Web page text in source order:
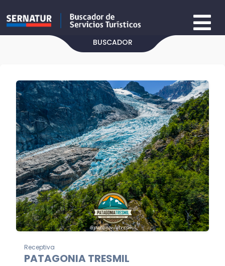
BUSCADOR
Receptiva
PATAGONIA TRESMIL